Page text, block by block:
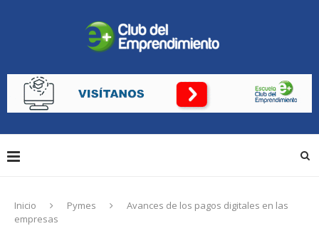
Inicio Pymes
Avances de los pagos digitales en las
empresas